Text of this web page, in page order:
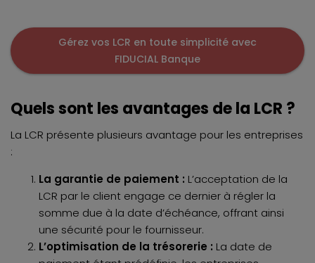
Gérez vos LCR en toute simplicité avec
FIDUCIAL Banque
Quels sont les avantages de la LCR ?
La LCR présente plusieurs avantage pour les entreprises
:
La garantie de paiement : L’acceptation de la
LCR par le client engage ce dernier à régler la
somme due à la date d’échéance, offrant ainsi
une sécurité pour le fournisseur.
L’optimisation de la trésorerie : La date de